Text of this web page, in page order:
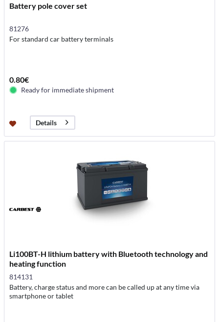
Battery pole cover set
81276
For standard car battery terminals
0.80€
Ready for immediate shipment
Details
Li100BT-H lithium battery with Bluetooth technology and
heating function
814131
Battery, charge status and more can be called up at any time via
smartphone or tablet